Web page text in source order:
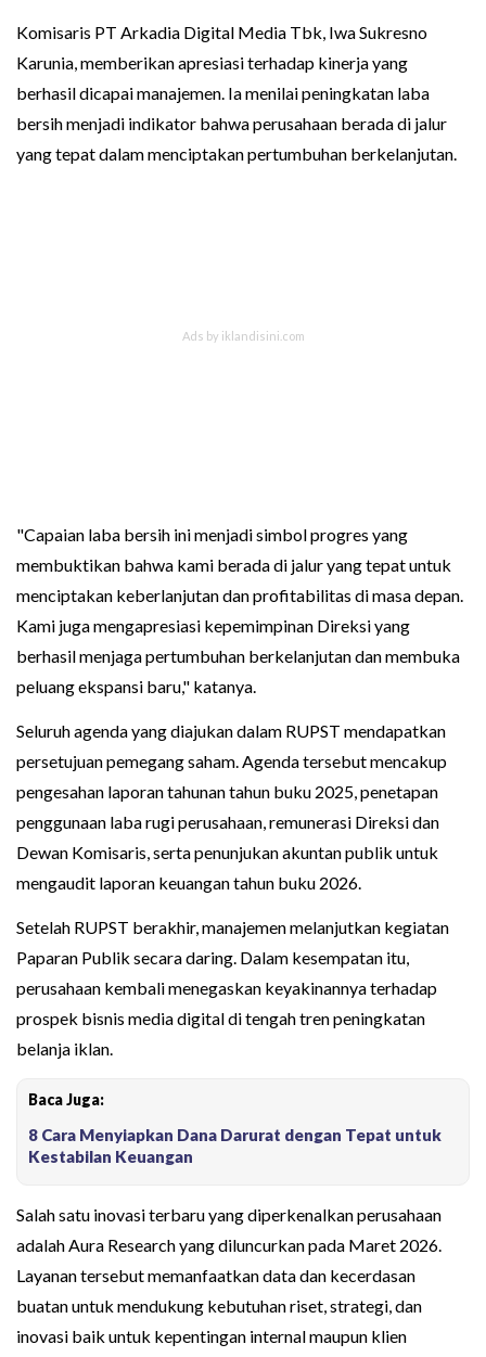
Komisaris PT Arkadia Digital Media Tbk, Iwa Sukresno
Karunia, memberikan apresiasi terhadap kinerja yang
berhasil dicapai manajemen. Ia menilai peningkatan laba
bersih menjadi indikator bahwa perusahaan berada di jalur
yang tepat dalam menciptakan pertumbuhan berkelanjutan.
"Capaian laba bersih ini menjadi simbol progres yang
membuktikan bahwa kami berada di jalur yang tepat untuk
menciptakan keberlanjutan dan profitabilitas di masa depan.
Kami juga mengapresiasi kepemimpinan Direksi yang
berhasil menjaga pertumbuhan berkelanjutan dan membuka
peluang ekspansi baru," katanya.
Seluruh agenda yang diajukan dalam RUPST mendapatkan
persetujuan pemegang saham. Agenda tersebut mencakup
pengesahan laporan tahunan tahun buku 2025, penetapan
penggunaan laba rugi perusahaan, remunerasi Direksi dan
Dewan Komisaris, serta penunjukan akuntan publik untuk
mengaudit laporan keuangan tahun buku 2026.
Setelah RUPST berakhir, manajemen melanjutkan kegiatan
Paparan Publik secara daring. Dalam kesempatan itu,
perusahaan kembali menegaskan keyakinannya terhadap
prospek bisnis media digital di tengah tren peningkatan
belanja iklan.
Baca Juga:
8 Cara Menyiapkan Dana Darurat dengan Tepat untuk
Kestabilan Keuangan
Salah satu inovasi terbaru yang diperkenalkan perusahaan
adalah Aura Research yang diluncurkan pada Maret 2026.
Layanan tersebut memanfaatkan data dan kecerdasan
buatan untuk mendukung kebutuhan riset, strategi, dan
inovasi baik untuk kepentingan internal maupun klien